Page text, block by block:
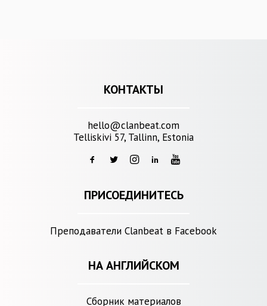
КОНТАКТЫ
hello@clanbeat.com
Telliskivi 57, Tallinn, Estonia
ПРИСОЕДИНИТЕСЬ
Преподаватели Clanbeat в Facebook
НА АНГЛИЙСКОМ
Сборник материалов